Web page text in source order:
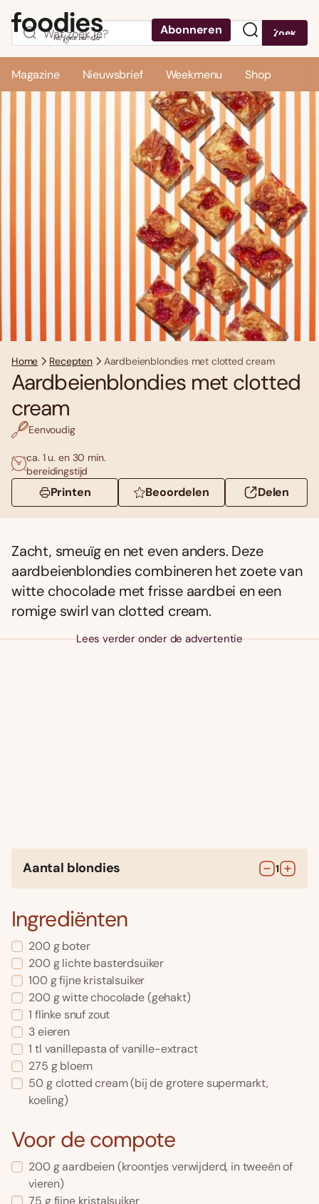
Abonneren Zoek
Magazine Nieuwsbrief Weekmenu Shop
Home Recepten Aardbeienblondies met clotted cream
Aardbeienblondies met clotted
cream
Eenvoudig
ca. 1 u. en 30 min.
bereidingstijd
Printen Beoordelen Delen
Zacht, smeuïg en net even anders. Deze
aardbeienblondies combineren het zoete van
witte chocolade met frisse aardbei en een
romige swirl van clotted cream.
Lees verder onder de advertentie
Aantal blondies 1
Ingrediënten
200 g boter
200 g lichte basterdsuiker
100 gfijne kristalsuiker
200 gwitte chocolade(gehakt)
1 flinke snuf zout
3eieren
1 tl vanillepasta of vanille-extract
275 g bloem
50 g clotted cream(bij de grotere supermarkt,
koeling)
Voor de compote
200 g aardbeien(kroontjes verwijderd, in tweeën of
vieren)
75 g fijne kristalsuiker